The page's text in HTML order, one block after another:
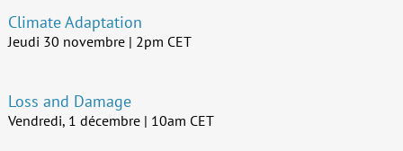
Climate Adaptation
Jeudi 30 novembre | 2pm CET
Loss and Damage
Vendredi, 1 décembre | 10am CET